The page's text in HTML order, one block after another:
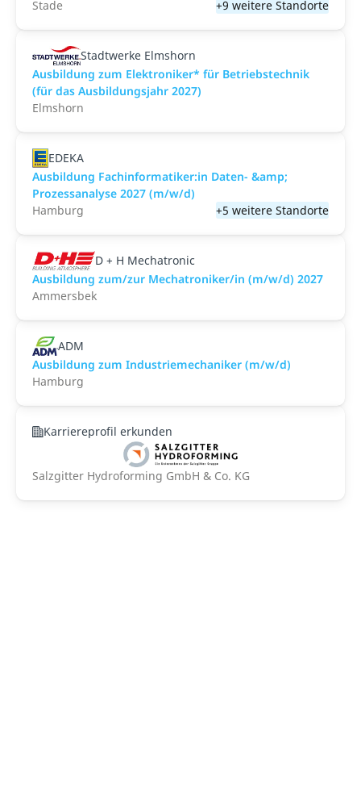
Stade
+9 weitere Standorte
Stadtwerke Elmshorn
Ausbildung zum Elektroniker* für Betriebstechnik
(für das Ausbildungsjahr 2027)
Elmshorn
EDEKA
Ausbildung Fachinformatiker:in Daten- &amp;
Prozessanalyse 2027 (m/w/d)
Hamburg
+5 weitere Standorte
D + H Mechatronic
Ausbildung zum/zur Mechatroniker/in (m/w/d) 2027
Ammersbek
ADM
Ausbildung zum Industriemechaniker (m/w/d)
Hamburg
Karriereprofil erkunden
Salzgitter Hydroforming GmbH & Co. KG